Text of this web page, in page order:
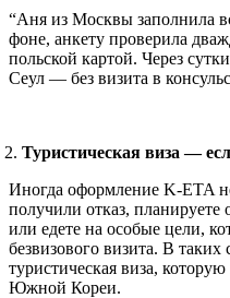
“Аня из Москвы заполнила
фоне, анкету проверила
польской картой. Через
Сеул — без визита в
Туристическая виза —
Иногда оформление K-ETA
получили отказ, планируете
или едете на особые цели,
безвизового визита. В таких
туристическая виза,
Южной Кореи.